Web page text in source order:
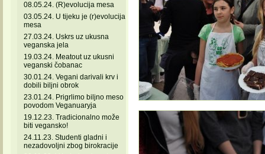
08.05.24. (R)evolucija mesa
03.05.24. U tijeku je (r)evolucija
mesa
27.03.24. Uskrs uz ukusna
veganska jela
19.03.24. Meatout uz ukusni
veganski čobanac
30.01.24. Vegani darivali krv i
dobili biljni obrok
23.01.24. Prigrlimo biljno meso
povodom Veganuaryja
19.12.23. Tradicionalno može
biti vegansko!
24.11.23. Studenti gladni i
nezadovoljni zbog birokracije